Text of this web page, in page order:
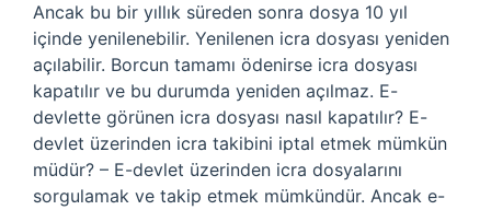
Ancak bu bir yıllık süreden sonra dosya 10 yıl
içinde yenilenebilir. Yenilenen icra dosyası yeniden
açılabilir. Borcun tamamı ödenirse icra dosyası
kapatılır ve bu durumda yeniden açılmaz. E-
devlette görünen icra dosyası nasıl kapatılır? E-
devlet üzerinden icra takibini iptal etmek mümkün
müdür? – E-devlet üzerinden icra dosyalarını
sorgulamak ve takip etmek mümkündür. Ancak e-